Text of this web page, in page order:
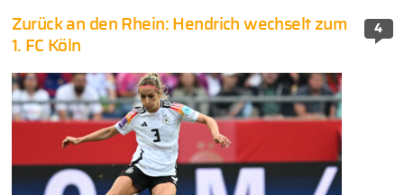
4
Zurück an den Rhein: Hendrich wechselt zum
1. FC Köln